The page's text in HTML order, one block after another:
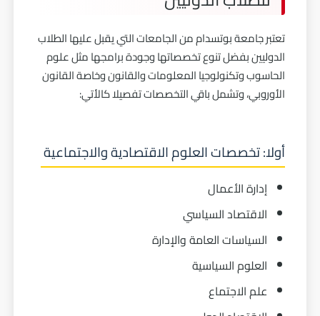
تعتبر جامعة بوتسدام من الجامعات التي يقبل عليها الطلاب
الدوليين بفضل تنوع تخصصاتها وجودة برامجها مثل علوم
الحاسوب وتكنولوجيا المعلومات والقانون وخاصة القانون
الأوروبي، وتشمل باقي التخصصات تفصيلا كالأتي:
أولا: تخصصات العلوم الاقتصادية والاجتماعية
إدارة الأعمال
الاقتصاد السياسي
السياسات العامة والإدارة
العلوم السياسية
علم الاجتماع